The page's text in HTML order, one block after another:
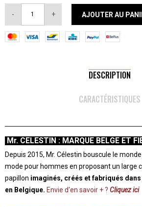
- + AJOUTER AU
DESCRIPTION
CARACTÉRISTIQUES
Mr. CELESTIN : MARQUE BELGE ET
Depuis 2015, Mr. Célestin bouscule le
mode pour hommes en proposant un large
papillon imaginés, créés et fabriqués
en Belgique. Envie d'en savoir + ? Cliquez ici